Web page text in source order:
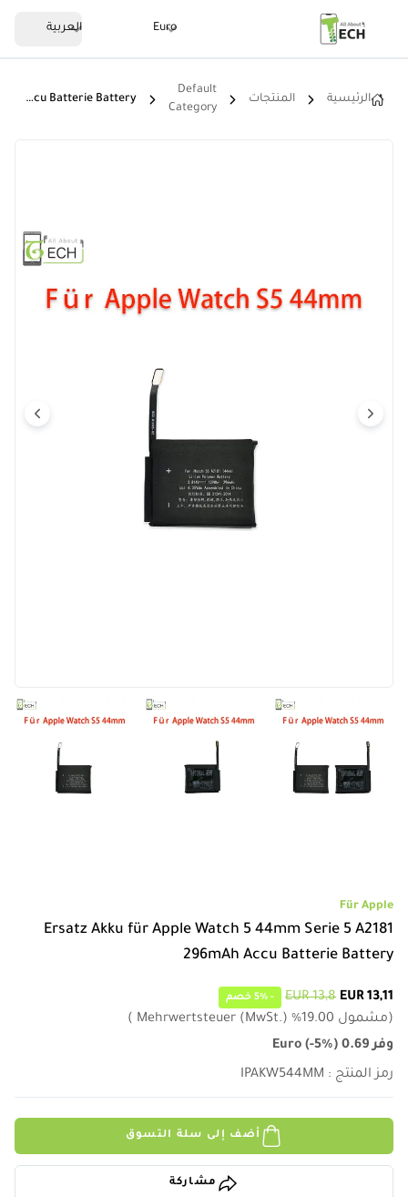
Euro العربية
الرئيسية المنتجات
Default
Category
Ersatz Akku Für Apple Watch 5 44mm Serie 5 A2181 296mAh Accu Batterie Battery
Für Apple
Ersatz Akku für Apple Watch 5 44mm Serie 5 A2181
296mAh Accu Batterie Battery
13,11 EUR
13,8 EUR
-
5% خصم
(مشمول 19.00
%
Mehrwertsteuer (MwSt.)
)
وفر 0.69
Euro (-5%)
رمز المنتج :
IPAKW544MM
أضف إلى سلة التسوق
مشاركة